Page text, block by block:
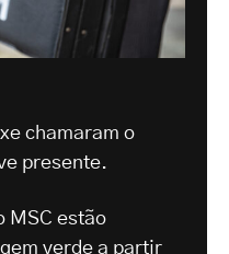
chamaram o
presente.
MSC estão
verde a partir